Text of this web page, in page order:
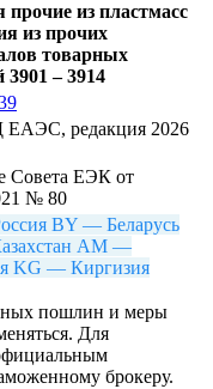
прочие из пластмасс
из прочих
товарных
3901 – 3914
редакция 2026
Совета ЕЭК от
№ 80
BY — Беларусь
AM —
KG — Киргизия
пошлин и меры
Для
брокеру.